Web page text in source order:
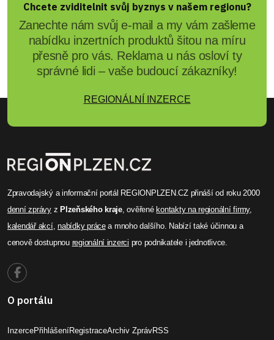
Chcete zviditelnit svůj byznys v našem regionu?
Zanechte nám svůj e-mail a my vám zašleme
nabídku inzertních produktů šitou na míru
přesně pro vás. Reklama u nás osloví ty
správné lidi – vaše budoucí zákazníky!
REGIONÁLNÍ INZERCE
Zpravodajský a informační portál REGIONPLZEN.CZ přináší od roku 2000
denní zprávyz Plzeňského kraje, ověřené kontakty na regionální firmy,
kalendář akcí,nabídky prácea mnoho dalšího. Nabízí také účinnou a
cenově dostupnou regionální inzerci pro podnikatele i jednotlivce.
O portálu
InzercePřihlášeníRegistraceArchiv ZprávRSS